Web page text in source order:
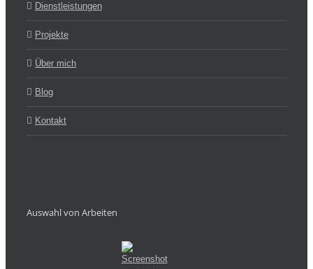
Dienstleistungen
Projekte
Über mich
Blog
Kontakt
Auswahl von Arbeiten